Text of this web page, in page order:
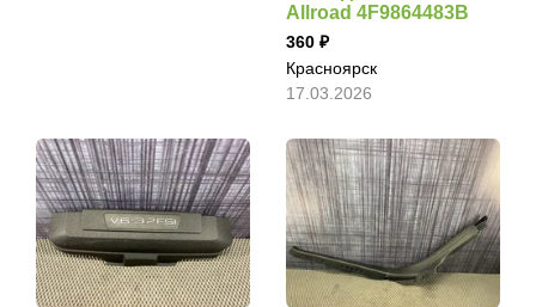
Allroad 4F9864483B
360
Красноярск
17.03.2026